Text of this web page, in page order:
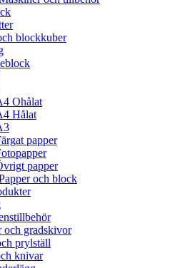
blockkuber
Ohålat
Hålat
papper
papper
och block
och gradskivor
prylställ
knivar